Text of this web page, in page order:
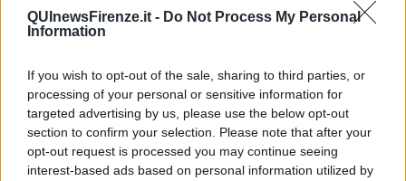
QUInewsFirenze.it - Do Not Process My Personal
Information
If you wish to opt-out of the sale, sharing to third parties, or
processing of your personal or sensitive information for
targeted advertising by us, please use the below opt-out
section to confirm your selection. Please note that after your
opt-out request is processed you may continue seeing
interest-based ads based on personal information utilized by
FIRENZE — L'uomo è di origini romena ed era già noto alle forze
dell'ordine, che questa voltalo hanno condotto del carcere
Sollicciano, con l'accusa di tentato incendio, minaccia aggravata e
porto abusivo di un coltello a serramanico.